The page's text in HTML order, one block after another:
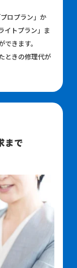
ロプラン」か
イトプラン」ま
できます。
ときの修理代が
まで